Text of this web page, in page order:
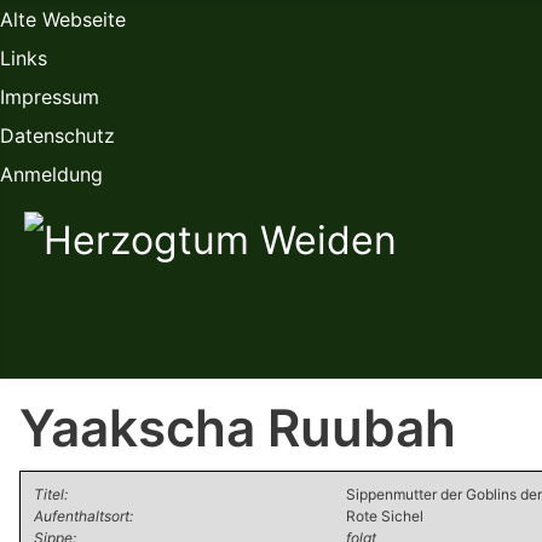
Alte Webseite
Links
Impressum
Datenschutz
Anmeldung
Yaakscha Ruubah
Titel:
Sippenmutter der Goblins
Aufenthaltsort:
Rote Sichel
Sippe:
folgt